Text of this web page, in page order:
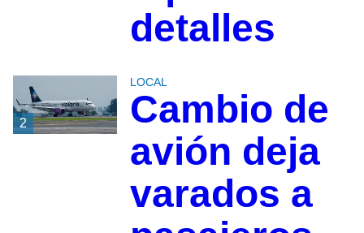
detalles
2
LOCAL
Cambio de
avión deja
varados a